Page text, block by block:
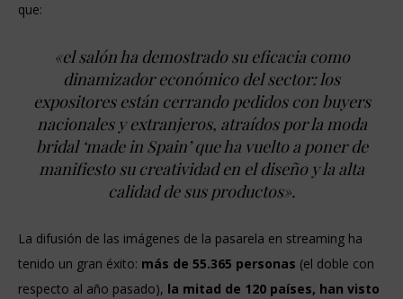
que:
«el salón ha demostrado su eficacia como
dinamizador económico del sector: los
expositores están cerrando pedidos con buyers
nacionales y extranjeros, atraídos por la moda
bridal ‘made in Spain’ que ha vuelto a poner de
manifiesto su creatividad en el diseño y la alta
calidad de sus productos».
La difusión de las imágenes de la pasarela en streaming ha
tenido un gran éxito: más de 55.365 personas (el doble con
respecto al año pasado), la mitad de 120 países, han visto